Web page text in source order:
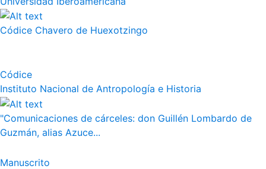
Códice Chavero de Huexotzingo
Códice
Instituto Nacional de Antropología e Historia
"Comunicaciones de cárceles: don Guillén Lombardo de
Guzmán, alias Azuce...
Manuscrito